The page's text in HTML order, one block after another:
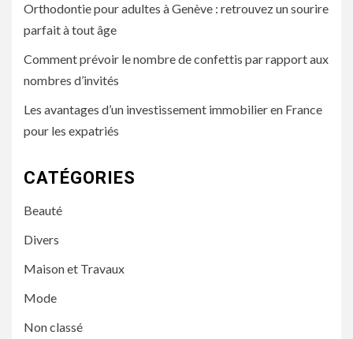
Orthodontie pour adultes à Genève : retrouvez un sourire
parfait à tout âge
Comment prévoir le nombre de confettis par rapport aux
nombres d’invités
Les avantages d’un investissement immobilier en France
pour les expatriés
CATÉGORIES
Beauté
Divers
Maison et Travaux
Mode
Non classé